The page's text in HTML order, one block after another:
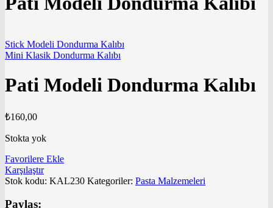
Stick Modeli Dondurma Kalıbı
Mini Klasik Dondurma Kalıbı
Pati Modeli Dondurma Kalıbı
₺160,00
Stokta yok
Favorilere Ekle
Karşılaştır
Stok kodu: KAL230 Kategoriler: Pasta Malzemeleri
Paylaş: